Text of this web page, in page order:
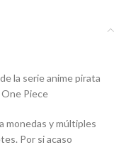
la serie anime pirata
Piece
monedas y múltiples
Por si acaso